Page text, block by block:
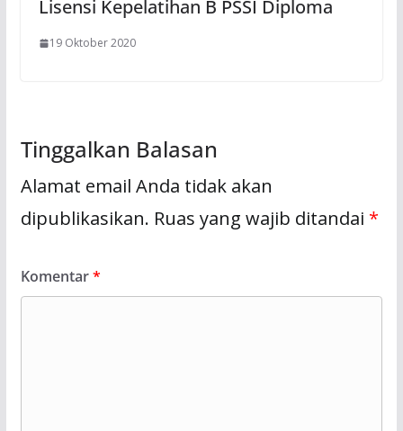
Lisensi Kepelatihan B PSSI Diploma
19 Oktober 2020
Tinggalkan Balasan
Alamat email Anda tidak akan
dipublikasikan. Ruas yang wajib ditandai *
Komentar*